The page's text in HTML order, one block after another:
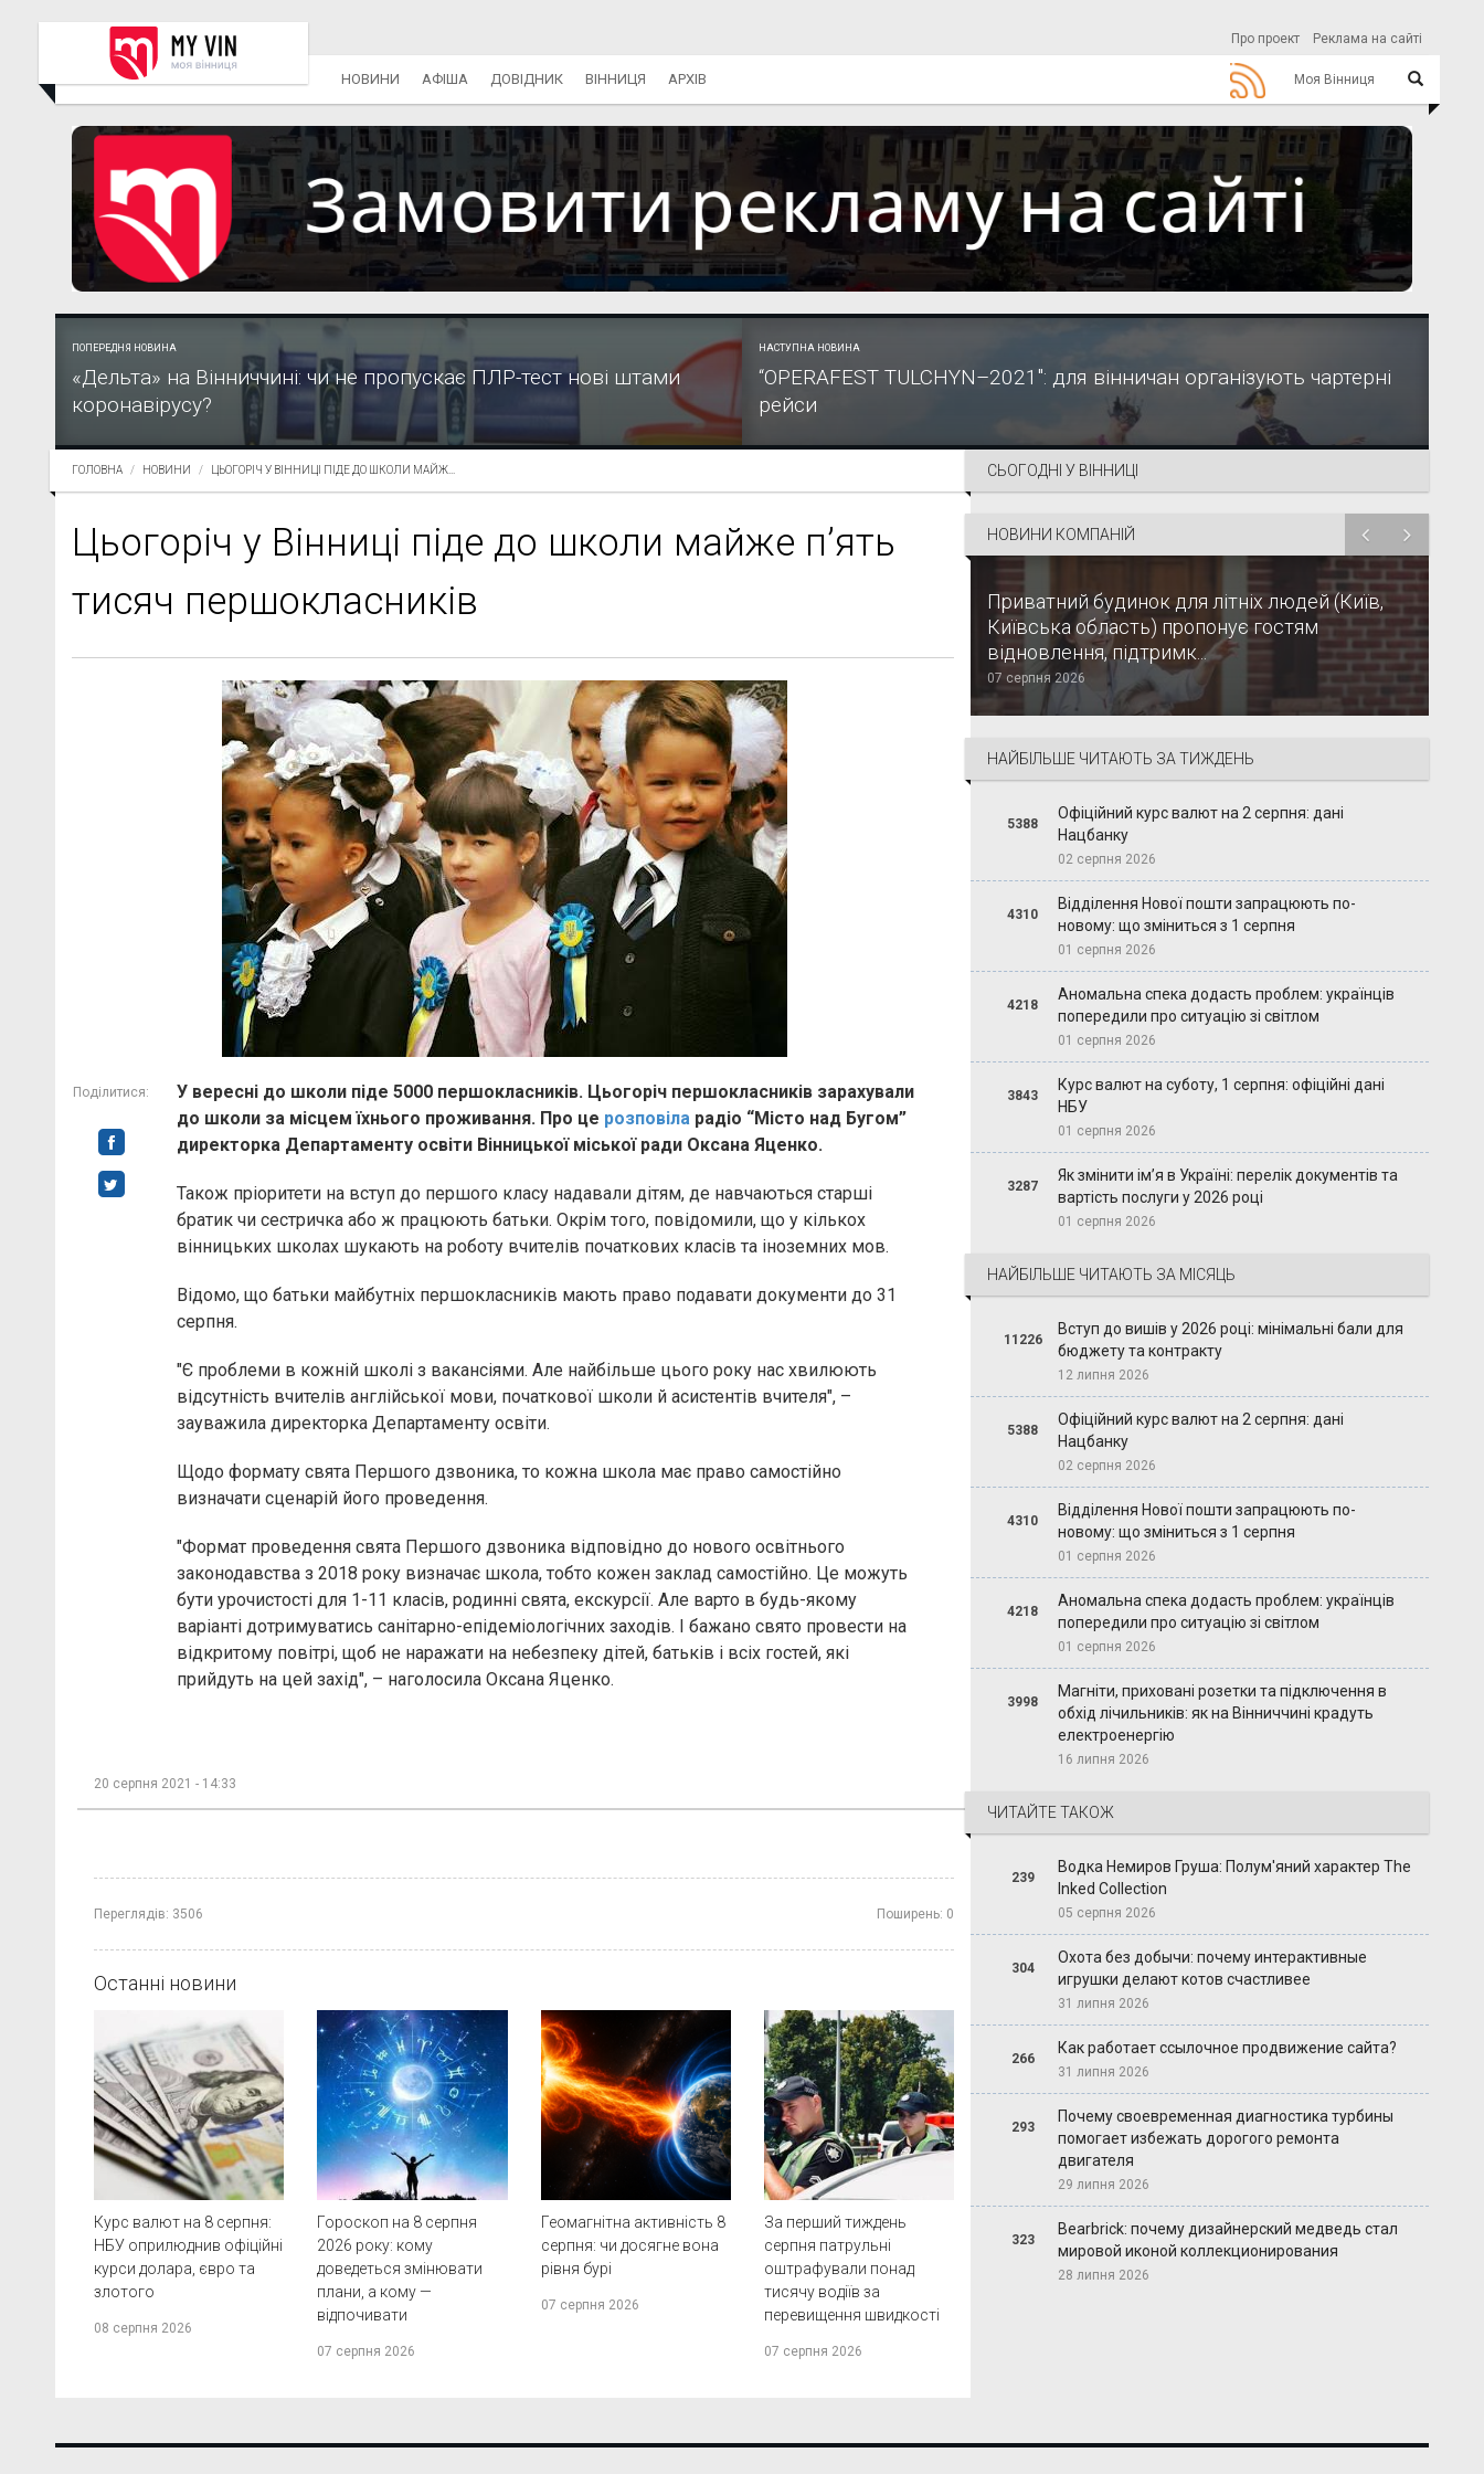
Про проект Реклама на сайті
Моя Вінниця
НОВИНИ АФІША ДОВІДНИК ВІННИЦЯ АРХІВ
ПОПЕРЕДНЯ НОВИНА
«Дельта» на Вінниччині: чи не пропускає ПЛР-тест нові штами
коронавірусу?
НАСТУПНА НОВИНА
“OPERAFEST TULCHYN–2021″: для вінничан організують чартерні
рейси
ГОЛОВНА НОВИНИ ЦЬОГОРІЧ У ВІННИЦІ ПІДЕ ДО ШКОЛИ МАЙЖ...
Цьогоріч у Вінниці піде до школи майже п’ять
тисяч першокласників
Поділитися:
У вересні до школи піде 5000 першокласників. Цьогоріч першокласників зарахували
до школи за місцем їхнього проживання. Про це розповіла радіо “Місто над Бугом”
директорка Департаменту освіти Вінницької міської ради Оксана Яценко.
Також пріоритети на вступ до першого класу надавали дітям, де навчаються старші
братик чи сестричка або ж працюють батьки. Окрім того, повідомили, що у кількох
вінницьких школах шукають на роботу вчителів початкових класів та іноземних мов.
Відомо, що батьки майбутніх першокласників мають право подавати документи до 31
серпня.
"Є проблеми в кожній школі з вакансіями. Але найбільше цього року нас хвилюють
відсутність вчителів англійської мови, початкової школи й асистентів вчителя", –
зауважила директорка Департаменту освіти.
Щодо формату свята Першого дзвоника, то кожна школа має право самостійно
визначати сценарій його проведення.
"Формат проведення свята Першого дзвоника відповідно до нового освітнього
законодавства з 2018 року визначає школа, тобто кожен заклад самостійно. Це можуть
бути урочистості для 1-11 класів, родинні свята, екскурсії. Але варто в будь-якому
варіанті дотримуватись санітарно-епідеміологічних заходів. І бажано свято провести на
відкритому повітрі, щоб не наражати на небезпеку дітей, батьків і всіх гостей, які
прийдуть на цей захід", – наголосила Оксана Яценко.
20 серпня 2021 - 14:33
Переглядів: 3506 Поширень: 0
Останні новини
Курс валют на 8 серпня:
НБУ оприлюднив офіційні
курси долара, євро та
злотого
08 серпня 2026
Гороскоп на 8 серпня
2026 року: кому
доведеться змінювати
плани, а кому —
відпочивати
07 серпня 2026
Геомагнітна активність 8
серпня: чи досягне вона
рівня бурі
07 серпня 2026
За перший тиждень
серпня патрульні
оштрафували понад
тисячу водіїв за
перевищення швидкості
07 серпня 2026
СЬОГОДНІ У ВІННИЦІ
НОВИНИ КОМПАНІЙ
Приватний будинок для літніх людей (Київ,
Київська область) пропонує гостям
відновлення, підтримк...
07 серпня 2026
НАЙБІЛЬШЕ ЧИТАЮТЬ ЗА ТИЖДЕНЬ
5388
Офіційний курс валют на 2 серпня: дані
Нацбанку
02 серпня 2026
4310
Відділення Нової пошти запрацюють по-
новому: що зміниться з 1 серпня
01 серпня 2026
4218
Аномальна спека додасть проблем: українців
попередили про ситуацію зі світлом
01 серпня 2026
3843
Курс валют на суботу, 1 серпня: офіційні дані
НБУ
01 серпня 2026
3287
Як змінити ім’я в Україні: перелік документів та
вартість послуги у 2026 році
01 серпня 2026
НАЙБІЛЬШЕ ЧИТАЮТЬ ЗА МІСЯЦЬ
11226
Вступ до вишів у 2026 році: мінімальні бали для
бюджету та контракту
12 липня 2026
5388
Офіційний курс валют на 2 серпня: дані
Нацбанку
02 серпня 2026
4310
Відділення Нової пошти запрацюють по-
новому: що зміниться з 1 серпня
01 серпня 2026
4218
Аномальна спека додасть проблем: українців
попередили про ситуацію зі світлом
01 серпня 2026
3998
Магніти, приховані розетки та підключення в
обхід лічильників: як на Вінниччині крадуть
електроенергію
16 липня 2026
ЧИТАЙТЕ ТАКОЖ
239
Водка Немиров Груша: Полум'яний характер The
Inked Collection
05 серпня 2026
304
Охота без добычи: почему интерактивные
игрушки делают котов счастливее
31 липня 2026
266
Как работает ссылочное продвижение сайта?
31 липня 2026
293
Почему своевременная диагностика турбины
помогает избежать дорогого ремонта
двигателя
29 липня 2026
323
Bearbrick: почему дизайнерский медведь стал
мировой иконой коллекционирования
28 липня 2026